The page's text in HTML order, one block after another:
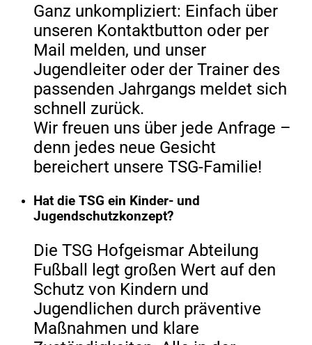
Ganz unkompliziert: Einfach über
unseren Kontaktbutton oder per
Mail melden, und unser
Jugendleiter oder der Trainer des
passenden Jahrgangs meldet sich
schnell zurück.
Wir freuen uns über jede Anfrage –
denn jedes neue Gesicht
bereichert unsere TSG-Familie!
Hat die TSG ein Kinder- und
Jugendschutzkonzept?
Die TSG Hofgeismar Abteilung
Fußball legt großen Wert auf den
Schutz von Kindern und
Jugendlichen durch präventive
Maßnahmen und klare